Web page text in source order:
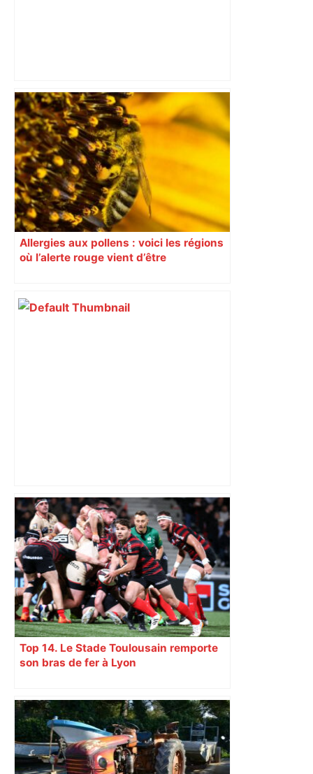
À Toulouse, une méga fête brésilienne
se prépare dans un quartier –
ladepeche.fr
Allergies aux pollens : voici les régions
où l’alerte rouge vient d’être
Municipales 2026 à Toulouse : voiture,
métro et train encombrent la campagne
électorale – – Le Mans.maville.com
Top 14. Le Stade Toulousain remporte
son bras de fer à Lyon